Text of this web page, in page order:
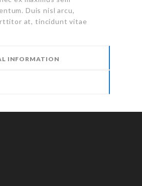
Duis nisl arcu,
at, tincidunt vitae
INFORMATION